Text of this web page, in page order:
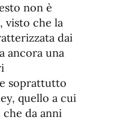
non è
visto che la
dai
ancora una
soprattutto
quello a cui
da anni